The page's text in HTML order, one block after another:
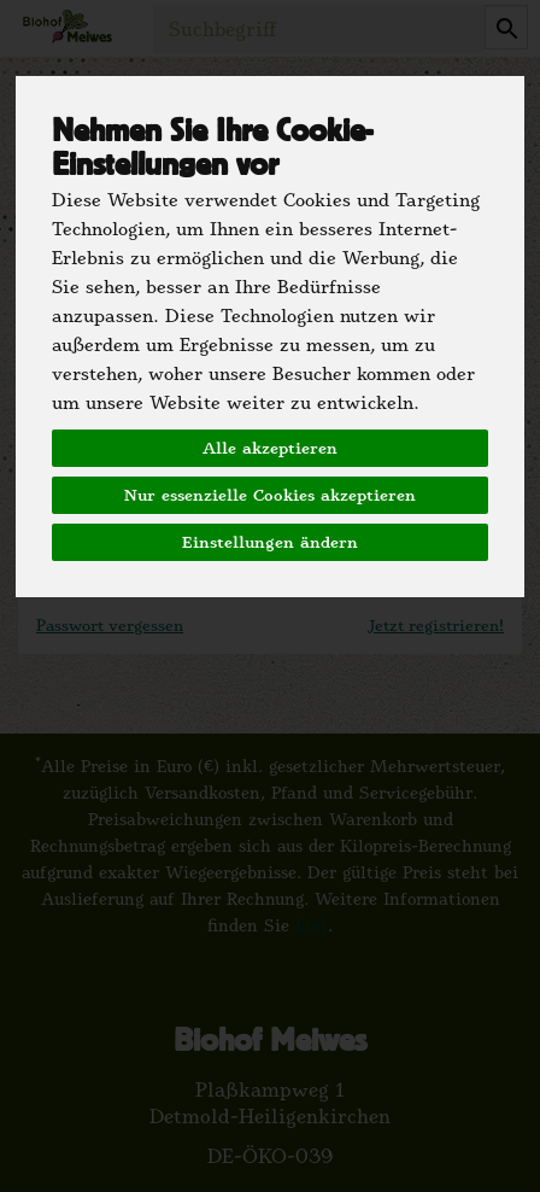
Nehmen Sie Ihre Cookie-
Einstellungen vor
Diese Website verwendet Cookies und Targeting
Technologien, um Ihnen ein besseres Internet-
Erlebnis zu ermöglichen und die Werbung, die
Sie sehen, besser an Ihre Bedürfnisse
anzupassen. Diese Technologien nutzen wir
außerdem um Ergebnisse zu messen, um zu
verstehen, woher unsere Besucher kommen oder
um unsere Website weiter zu entwickeln.
Alle akzeptieren
Nur essenzielle Cookies akzeptieren
Einstellungen ändern
Produkt
Anmelden
Jetzt einloggen und das Einkaufserlebnis
genießen. Deine frischen Favoriten warten
schon darauf, entdeckt zu werden!
Anmelden
angemeldet bleiben
Passwort vergessen Jetzt registrieren!
*Alle Preise in Euro (€) inkl. gesetzlicher Mehrwertsteuer,
zuzüglich Versandkosten, Pfand und Servicegebühr.
Preisabweichungen zwischen Warenkorb und
Rechnungsbetrag ergeben sich aus der Kilopreis-Berechnung
aufgrund exakter Wiegeergebnisse. Der gültige Preis steht bei
Auslieferung auf Ihrer Rechnung. Weitere Informationen
finden Sie
.
Biohof Meiwes
Plaßkampweg 1
Detmold-Heiligenkirchen
DE-ÖKO-039